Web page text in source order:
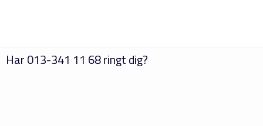
Har013-341 11 68ringt dig?